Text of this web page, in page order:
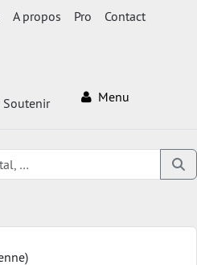
A propos Pro Contact
Soutenir Menu